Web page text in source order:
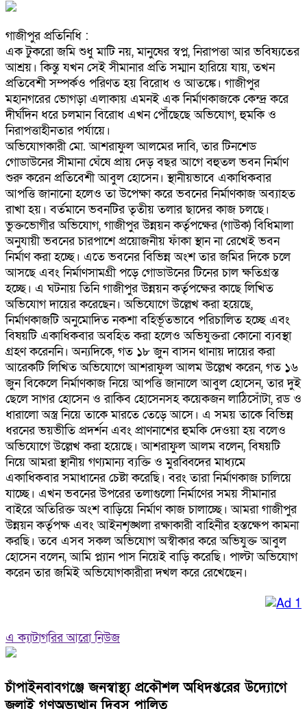
গাজীপুর প্রতিনিধি :
এক টুকরো জমি শুধু মাটি নয়, মানুষের স্বপ্ন, নিরাপত্তা আর ভবিষ্যতের
আশ্রয়। কিন্তু যখন সেই সীমানার প্রতি সম্মান হারিয়ে যায়, তখন
প্রতিবেশী সম্পর্কও পরিণত হয় বিরোধ ও আতঙ্কে। গাজীপুর
মহানগরের ভোগড়া এলাকায় এমনই এক নির্মাণকাজকে কেন্দ্র করে
দীর্ঘদিন ধরে চলমান বিরোধ এখন পৌঁছেছে অভিযোগ, হুমকি ও
নিরাপত্তাহীনতার পর্যায়ে।
অভিযোগকারী মো. আশরাফুল আলমের দাবি, তার টিনশেড
গোডাউনের সীমানা ঘেঁষে প্রায় দেড় বছর আগে বহুতল ভবন নির্মাণ
শুরু করেন প্রতিবেশী আবুল হোসেন। স্থানীয়ভাবে একাধিকবার
আপত্তি জানানো হলেও তা উপেক্ষা করে ভবনের নির্মাণকাজ অব্যাহত
রাখা হয়। বর্তমানে ভবনটির তৃতীয় তলার ছাদের কাজ চলছে।
ভুক্তভোগীর অভিযোগ, গাজীপুর উন্নয়ন কর্তৃপক্ষের (গাউক) বিধিমালা
অনুযায়ী ভবনের চারপাশে প্রয়োজনীয় ফাঁকা স্থান না রেখেই ভবন
নির্মাণ করা হচ্ছে। এতে ভবনের বিভিন্ন অংশ তার জমির দিকে চলে
আসছে এবং নির্মাণসামগ্রী পড়ে গোডাউনের টিনের চাল ক্ষতিগ্রস্ত
হচ্ছে। এ ঘটনায় তিনি গাজীপুর উন্নয়ন কর্তৃপক্ষের কাছে লিখিত
অভিযোগ দায়ের করেছেন। অভিযোগে উল্লেখ করা হয়েছে,
নির্মাণকাজটি অনুমোদিত নকশা বহির্ভূতভাবে পরিচালিত হচ্ছে এবং
বিষয়টি একাধিকবার অবহিত করা হলেও অভিযুক্তরা কোনো ব্যবস্থা
গ্রহণ করেননি। অন্যদিকে, গত ১৮ জুন বাসন থানায় দায়ের করা
আরেকটি লিখিত অভিযোগে আশরাফুল আলম উল্লেখ করেন, গত ১৬
জুন বিকেলে নির্মাণকাজ নিয়ে আপত্তি জানালে আবুল হোসেন, তার দুই
ছেলে সাগর হোসেন ও রাকিব হোসেনসহ কয়েকজন লাঠিসোঁটা, রড ও
ধারালো অস্ত্র নিয়ে তাকে মারতে তেড়ে আসে। এ সময় তাকে বিভিন্ন
ধরনের ভয়ভীতি প্রদর্শন এবং প্রাণনাশের হুমকি দেওয়া হয় বলেও
অভিযোগে উল্লেখ করা হয়েছে। আশরাফুল আলম বলেন, বিষয়টি
নিয়ে আমরা স্থানীয় গণ্যমান্য ব্যক্তি ও মুরব্বিদের মাধ্যমে
একাধিকবার সমাধানের চেষ্টা করেছি। বরং তারা নির্মাণকাজ চালিয়ে
যাচ্ছে। এখন ভবনের উপরের তলাগুলো নির্মাণের সময় সীমানার
বাইরে অতিরিক্ত অংশ বাড়িয়ে নির্মাণ কাজ চালাচ্ছে। আমরা গাজীপুর
উন্নয়ন কর্তৃপক্ষ এবং আইনশৃঙ্খলা রক্ষাকারী বাহিনীর হস্তক্ষেপ কামনা
করছি। তবে এসব সকল অভিযোগ অস্বীকার করে অভিযুক্ত আবুল
হোসেন বলেন, আমি প্ল্যান পাস নিয়েই বাড়ি করেছি। পাল্টা অভিযোগ
করেন তার জমিই অভিযোগকারীরা দখল করে রেখেছেন।
এ ক্যাটাগরির আরো নিউজ
চাঁপাইনবাবগঞ্জে জনস্বাস্থ্য প্রকৌশল অধিদপ্তরের উদ্যোগে